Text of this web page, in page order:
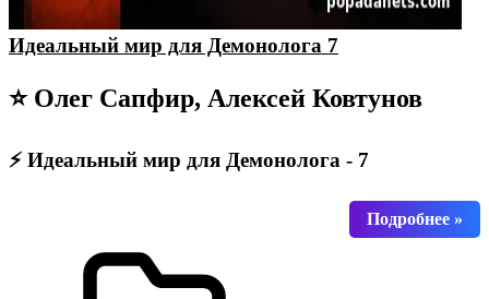
Идеальный мир для Демонолога 7
⭐ Олег Сапфир, Алексей Ковтунов
⚡ Идеальный мир для Демонолога - 7